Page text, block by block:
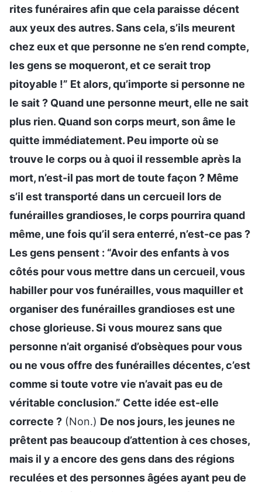
rites funéraires afin que cela paraisse décent
aux yeux des autres. Sans cela, s’ils meurent
chez eux et que personne ne s’en rend compte,
les gens se moqueront, et ce serait trop
pitoyable !” Et alors, qu’importe si personne ne
le sait ? Quand une personne meurt, elle ne sait
plus rien. Quand son corps meurt, son âme le
quitte immédiatement. Peu importe où se
trouve le corps ou à quoi il ressemble après la
mort, n’est-il pas mort de toute façon ? Même
s’il est transporté dans un cercueil lors de
funérailles grandioses, le corps pourrira quand
même, une fois qu’il sera enterré, n’est-ce pas ?
Les gens pensent : “Avoir des enfants à vos
côtés pour vous mettre dans un cercueil, vous
habiller pour vos funérailles, vous maquiller et
organiser des funérailles grandioses est une
chose glorieuse. Si vous mourez sans que
personne n’ait organisé d’obsèques pour vous
ou ne vous offre des funérailles décentes, c’est
comme si toute votre vie n’avait pas eu de
véritable conclusion.” Cette idée est-elle
correcte ? (Non.) De nos jours, les jeunes ne
prêtent pas beaucoup d’attention à ces choses,
mais il y a encore des gens dans des régions
reculées et des personnes âgées ayant peu de